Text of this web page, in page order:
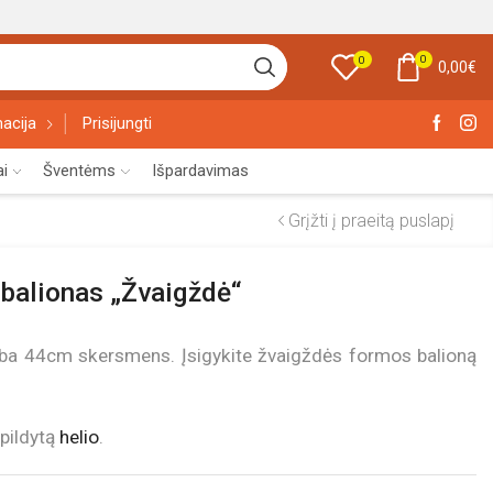
0 0 0,00€
Prisijungti
Šventėms Išpardavimas
Grįžti į praeitą puslapį
„Žvaigždė“
44cm skersmens. Įsigykite žvaigždės formos balioną
helio.